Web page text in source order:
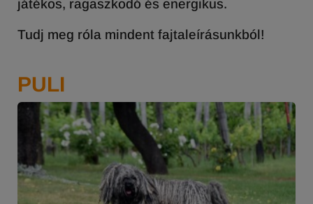
játékos, ragaszkodó és energikus.
Tudj meg róla mindent fajtaleírásunkból!
PULI